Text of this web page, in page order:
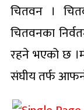
चितवन ।
चितवनका
रहने भएको छ
संघीय तर्फ